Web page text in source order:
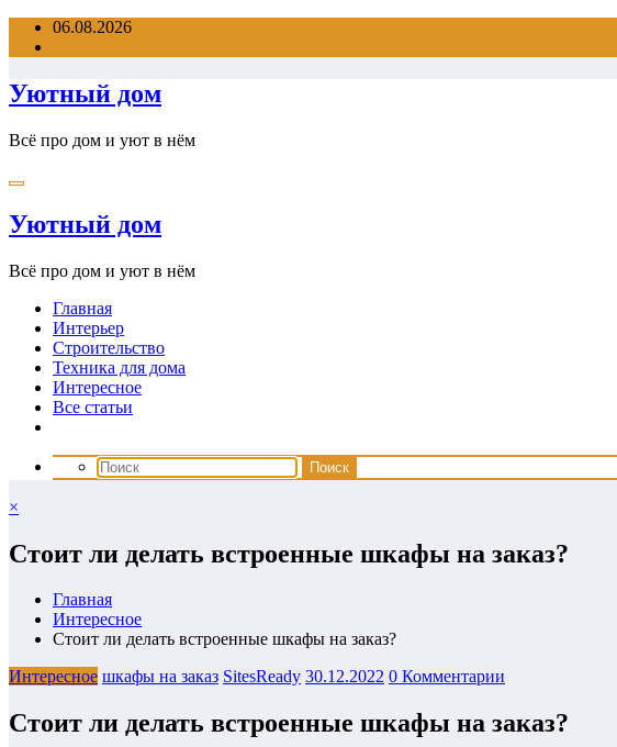
Перейти06.08.2026
Уютный дом
Всё про дом и уют в нём
Уютный дом
Всё про дом и уют в нём
Главная
Интерьер
Строительство
Техника для дома
Интересное
Все статьи
×
Стоит ли делать встроенные шкафы на заказ?
Главная
Интересное
Стоит ли делать встроенные шкафы на заказ?
Интересное шкафы на заказ SitesReady 30.12.2022 0 Комментарии
Стоит ли делать встроенные шкафы на заказ?